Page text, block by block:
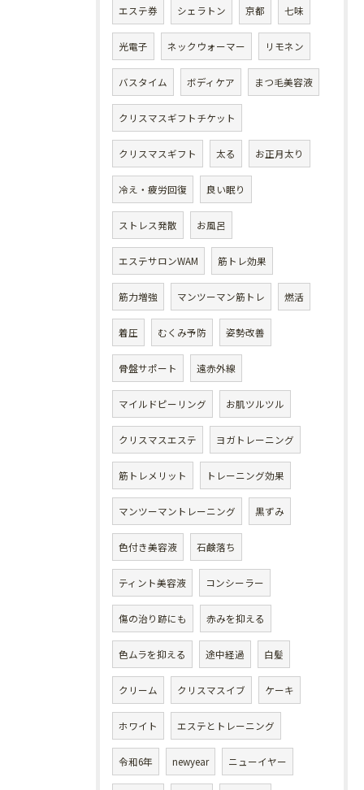
エステ券 シェラトン 京都 七味
光電子 ネックウォーマー リモネン
バスタイム ボディケア まつ毛美容液
クリスマスギフトチケット
クリスマスギフト 太る お正月太り
冷え・疲労回復 良い眠り
ストレス発散 お風呂
エステサロンWAM 筋トレ効果
筋力増強 マンツーマン筋トレ 燃活
着圧 むくみ予防 姿勢改善
骨盤サポート 遠赤外線
マイルドピーリング お肌ツルツル
クリスマスエステ ヨガトレーニング
筋トレメリット トレーニング効果
マンツーマントレーニング 黒ずみ
色付き美容液 石鹸落ち
ティント美容液 コンシーラー
傷の治り跡にも 赤みを抑える
色ムラを抑える 途中経過 白髪
クリーム クリスマスイブ ケーキ
ホワイト エステとトレーニング
令和6年 newyear ニューイヤー